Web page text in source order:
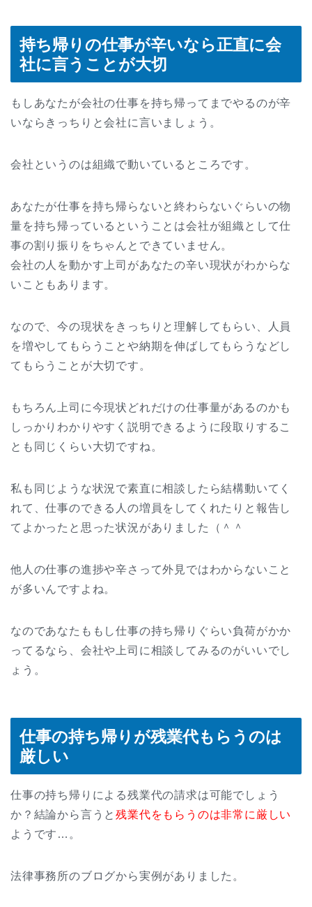
持ち帰りの仕事が辛いなら正直に会
社に言うことが大切
もしあなたが会社の仕事を持ち帰ってまでやるのが辛
いならきっちりと会社に言いましょう。
会社というのは組織で動いているところです。
あなたが仕事を持ち帰らないと終わらないぐらいの物
量を持ち帰っているということは会社が組織として仕
事の割り振りをちゃんとできていません。
会社の人を動かす上司があなたの辛い現状がわからな
いこともあります。
なので、今の現状をきっちりと理解してもらい、人員
を増やしてもらうことや納期を伸ばしてもらうなどし
てもらうことが大切です。
もちろん上司に今現状どれだけの仕事量があるのかも
しっかりわかりやすく説明できるように段取りするこ
とも同じくらい大切ですね。
私も同じような状況で素直に相談したら結構動いてく
れて、仕事のできる人の増員をしてくれたりと報告し
てよかったと思った状況がありました（＾＾
他人の仕事の進捗や辛さって外見ではわからないこと
が多いんですよね。
なのであなたももし仕事の持ち帰りぐらい負荷がかか
ってるなら、会社や上司に相談してみるのがいいでし
ょう。
仕事の持ち帰りが残業代もらうのは
厳しい
仕事の持ち帰りによる残業代の請求は可能でしょう
か？結論から言うと残業代をもらうのは非常に厳しい
ようです…。
法律事務所のブログから実例がありました。